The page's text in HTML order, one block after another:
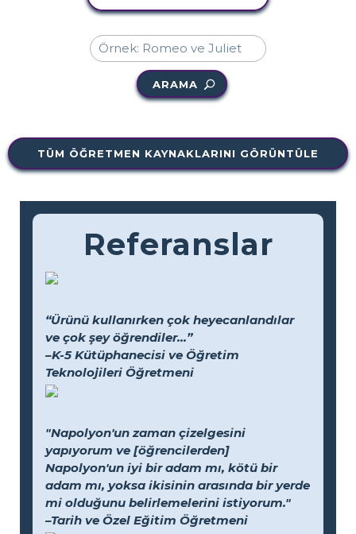
ARAMA
TÜM ÖĞRETMEN KAYNAKLARINI GÖRÜNTÜLE
Referanslar
“Ürünü kullanırken çok heyecanlandılar
ve çok şey öğrendiler...”
–K-5 Kütüphanecisi ve Öğretim
Teknolojileri Öğretmeni
"Napolyon'un zaman çizelgesini
yapıyorum ve [öğrencilerden]
Napolyon'un iyi bir adam mı, kötü bir
adam mı, yoksa ikisinin arasında bir yerde
mi olduğunu belirlemelerini istiyorum."
–Tarih ve Özel Eğitim Öğretmeni